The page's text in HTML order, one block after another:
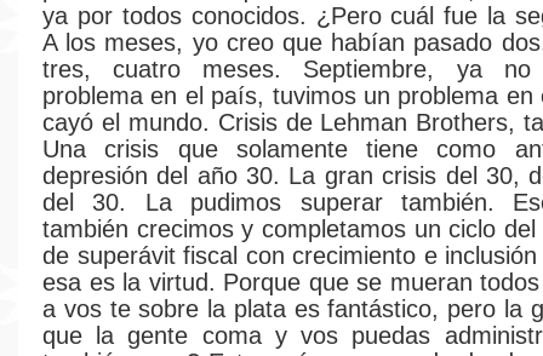
ya por todos conocidos. ¿Pero cuál fue la
A los meses, yo creo que habían pasado
tres, cuatro meses. Septiembre, ya
problema en el país, tuvimos un problema en
cayó el mundo. Crisis de Lehman Brothers,
Una crisis que solamente tiene como
depresión del año 30. La gran crisis del 30,
del 30. La pudimos superar también.
también crecimos y completamos un ciclo
de superávit fiscal con crecimiento e
esa es la virtud. Porque que se mueran
a vos te sobre la plata es fantástico, pero la
que la gente coma y vos puedas